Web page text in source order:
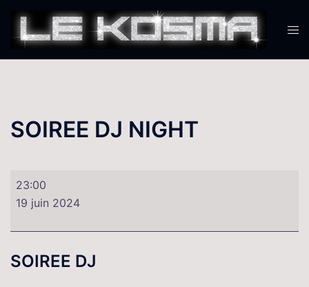
contenu
SOIREE DJ NIGHT
SOIREE
DJ
23:00
19 juin 2024
SOIREE DJ